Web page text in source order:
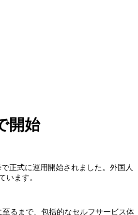
開始
正式に運用開始されました。外国人
います。
るまで、包括的なセルフサービス体